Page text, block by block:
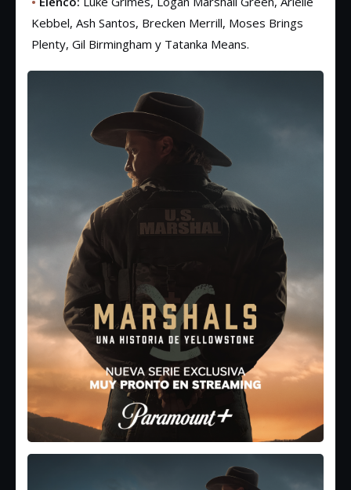
Kebbel, Ash Santos, Brecken Merrill, Moses Brings
Plenty, Gil Birmingham y Tatanka Means.